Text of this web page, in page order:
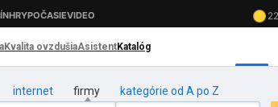
internet firmy kategórie od A po Z